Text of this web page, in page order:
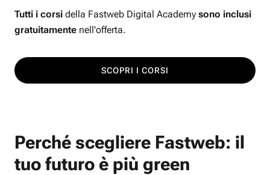
Tutti i corsi della Fastweb Digital Academy sono inclusi
gratuitamente nell'offerta.
SCOPRI I CORSI
Perché scegliere Fastweb: il
tuo futuro è più green